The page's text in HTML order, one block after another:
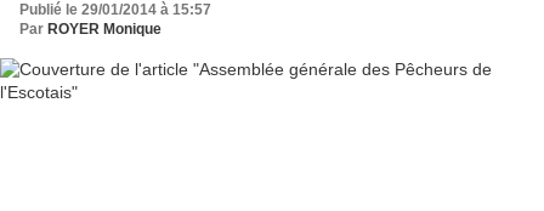
Publié le 29/01/2014 à 15:57
Par ROYER Monique